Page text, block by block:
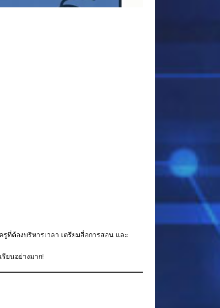
ที่ต้องบริหารเวลา เตรียมสื่อการสอน และ
ยนอย่างมาก!